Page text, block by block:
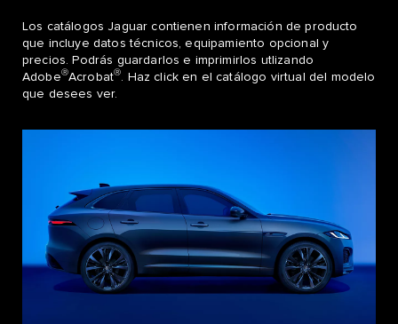
Los catálogos Jaguar contienen información de producto
que incluye datos técnicos, equipamiento opcional y
precios. Podrás guardarlos e imprimirlos utlizando
AdobeⓇAcrobatⓇ
. Haz click en el catálogo virtual del modelo
que desees ver.